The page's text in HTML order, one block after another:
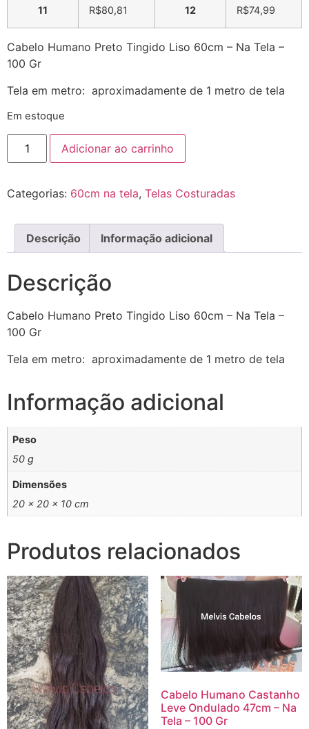
11 R$80,81 12 R$74,99
Cabelo Humano Preto Tingido Liso 60cm – Na Tela –
100 Gr
Tela em metro: aproximadamente de 1 metro de tela
Em estoque
Adicionar ao carrinho
Categorias: 60cm na tela, Telas Costuradas
Descrição Informação adicional
Descrição
Cabelo Humano Preto Tingido Liso 60cm – Na Tela –
100 Gr
Tela em metro: aproximadamente de 1 metro de tela
Informação adicional
Peso
50 g
Dimensões
20 × 20 × 10 cm
Produtos relacionados
Cabelo Humano Castanho
Leve Ondulado 47cm – Na
Tela – 100 Gr